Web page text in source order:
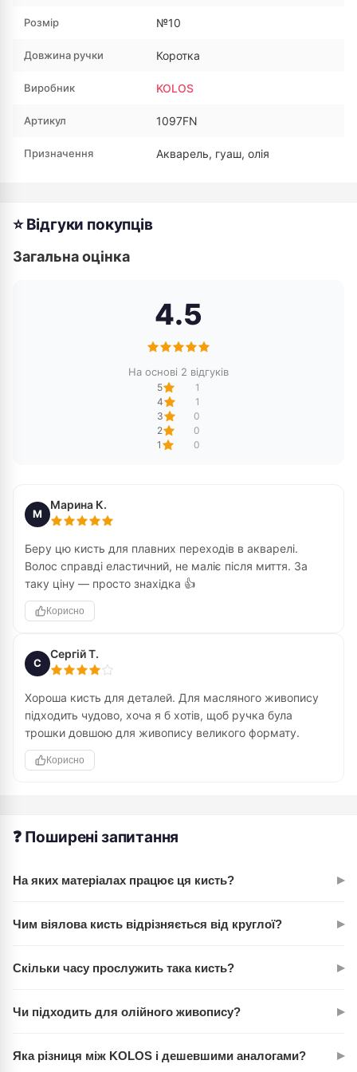
Розмір №10
Довжина ручки Коротка
Виробник KOLOS
Артикул 1097FN
Призначення Акварель, гуаш, олія
⭐ Відгуки покупців
Загальна оцінка
4.5
На основі 2 відгуків
5
1
4
1
3
0
2
0
1
0
М
Марина К.
Беру цю кисть для плавних переходів в акварелі.
Волос справді еластичний, не маліє після миття. За
таку ціну — просто знахідка 👍
Корисно
С
Сергій Т.
Хороша кисть для деталей. Для масляного живопису
підходить чудово, хоча я б хотів, щоб ручка була
трошки довшою для живопису великого формату.
Корисно
❓ Поширені запитання
На яких матеріалах працює ця кисть? ▸
акварелею, гуашшю, олійними фарбами. Синтетика
Чим віялова кисть відрізняється від круглої? ▸
завдяки розрідженому пучку. Круглі дають більш чіткий
Скільки часу прослужить така кисть? ▸
більш стійка до хімічних розчинників, ніж натуральний
Чи підходить для олійного живопису? ▸
набухає, не порушується структура. Очищується
Яка різниця між KOLOS і дешевшими аналогами? ▸